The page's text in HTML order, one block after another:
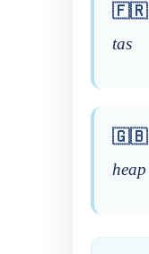
🇫🇷
tas
🇬🇧
heap